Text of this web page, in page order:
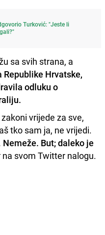
Turković: "Jeste li
sa svih strana, a
Hrvatske,
odluku o
vrijede za sve,
tko sam ja, ne vrijedi.
Nemeže. But; daleko je
na svom Twitter nalogu.